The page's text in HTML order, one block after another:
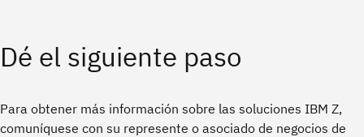
Dé el siguiente paso
Para obtener más información sobre las soluciones IBM Z,
comuníquese con su represente o asociado de negocios de